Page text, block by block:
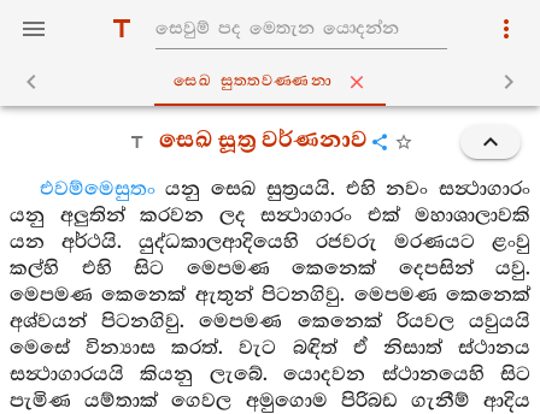
සෙඛ සුත‍්තවණ‍්ණනා
සෙඛ සූත්‍ර වර්ණනාව
එවම්මෙසුතංයනු සෙඛ සුත්‍රයයි. එහි නවං සන්‍ථාගාරං
යනු අලුතින් කරවන ලද සන්‍ථාගාරං එක් මහාශාලාවකි
යන අර්ථයි. යුද්ධකාලආදියෙහි රජවරු මරණයට ළංවු
කල්හි එහි සිට මෙපමණ කෙනෙක් දෙපසින් යවු.
මෙපමණ කෙනෙක් ඇතුන් පිටනගිවු. මෙපමණ කෙනෙක්
අශ්වයන් පිටනගිවු. මෙපමණ කෙනෙක් රියවල යවුයයි
මෙසේ වින්‍යාස කරත්. වැට බඳිත් ඒ නිසාත් ස්ථානය
සන්‍ථාගාරයයි කියනු ලැබේ. යොදවන ස්ථානයෙහි සිට
පැමිණ යම්තාක් ගෙවල අමුගොම පිරිබඩ ගැනීම් ආදිය